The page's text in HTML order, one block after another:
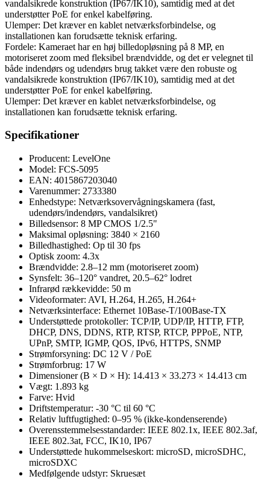
vandalsikrede konstruktion (IP67/IK10), samtidig med at det
understøtter PoE for enkel kabelføring.
Ulemper: Det kræver en kablet netværksforbindelse, og
installationen kan forudsætte teknisk erfaring.
Fordele: Kameraet har en høj billedopløsning på 8 MP, en
motoriseret zoom med fleksibel brændvidde, og det er velegnet til
både indendørs og udendørs brug takket være den robuste og
vandalsikrede konstruktion (IP67/IK10), samtidig med at det
understøtter PoE for enkel kabelføring.
Ulemper: Det kræver en kablet netværksforbindelse, og
installationen kan forudsætte teknisk erfaring.
Specifikationer
Producent: LevelOne
Model: FCS-5095
EAN: 4015867203040
Varenummer: 2733380
Enhedstype: Netværksovervågningskamera (fast,
udendørs/indendørs, vandalsikret)
Billedsensor: 8 MP CMOS 1/2.5"
Maksimal opløsning: 3840 × 2160
Billedhastighed: Op til 30 fps
Optisk zoom: 4.3x
Brændvidde: 2.8–12 mm (motoriseret zoom)
Synsfelt: 36–120° vandret, 20.5–62° lodret
Infrarød rækkevidde: 50 m
Videoformater: AVI, H.264, H.265, H.264+
Netværksinterface: Ethernet 10Base-T/100Base-TX
Understøttede protokoller: TCP/IP, UDP/IP, HTTP, FTP,
DHCP, DNS, DDNS, RTP, RTSP, RTCP, PPPoE, NTP,
UPnP, SMTP, IGMP, QOS, IPv6, HTTPS, SNMP
Strømforsyning: DC 12 V / PoE
Strømforbrug: 17 W
Dimensioner (B × D × H): 14.413 × 33.273 × 14.413 cm
Vægt: 1.893 kg
Farve: Hvid
Driftstemperatur: -30 °C til 60 °C
Relativ luftfugtighed: 0–95 % (ikke-kondenserende)
Overensstemmelsesstandarder: IEEE 802.1x, IEEE 802.3af,
IEEE 802.3at, FCC, IK10, IP67
Understøttede hukommelseskort: microSD, microSDHC,
microSDXC
Medfølgende udstyr: Skruesæt